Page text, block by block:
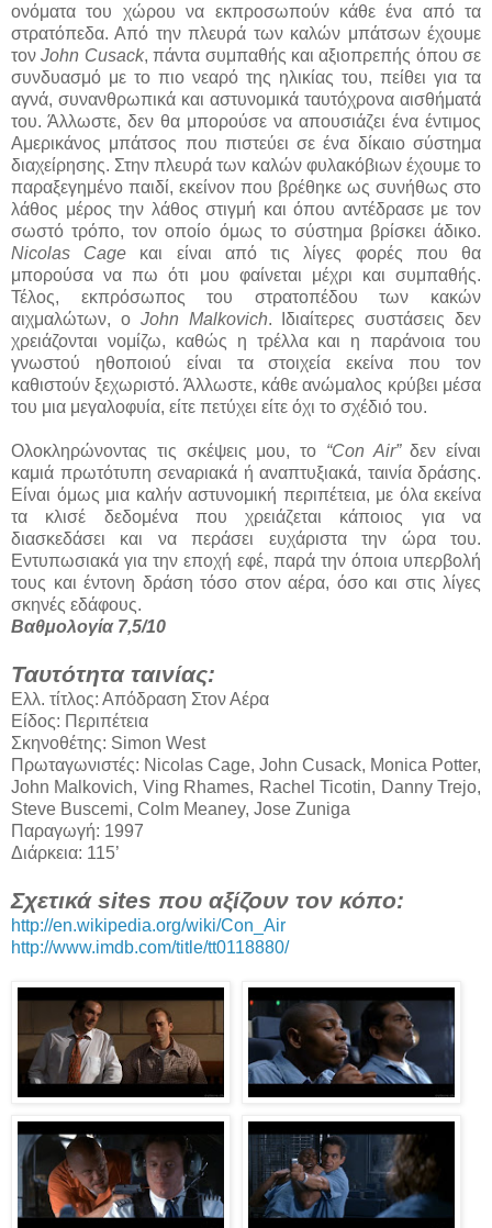
ονόματα του χώρου να εκπροσωπούν κάθε ένα από τα
στρατόπεδα. Από την πλευρά των καλών μπάτσων έχουμε
τονJohn Cusack, πάντα συμπαθής και αξιοπρεπής όπου σε
συνδυασμό με το πιο νεαρό της ηλικίας του, πείθει για τα
αγνά, συνανθρωπικά και αστυνομικά ταυτόχρονα αισθήματά
του. Άλλωστε, δεν θα μπορούσε να απουσιάζει ένα έντιμος
Αμερικάνος μπάτσος που πιστεύει σε ένα δίκαιο σύστημα
διαχείρησης. Στην πλευρά των καλών φυλακόβιων έχουμε το
παραξεγημένο παιδί, εκείνον που βρέθηκε ως συνήθως στο
λάθος μέρος την λάθος στιγμή και όπου αντέδρασε με τον
σωστό τρόπο, τον οποίο όμως το σύστημα βρίσκει άδικο.
Nicolas Cage και είναι από τις λίγες φορές που θα
μπορούσα να πω ότι μου φαίνεται μέχρι και συμπαθής.
Τέλος, εκπρόσωπος του στρατοπέδου των κακών
αιχμαλώτων, ο John Malkovich. Ιδιαίτερες συστάσεις δεν
χρειάζονται νομίζω, καθώς η τρέλλα και η παράνοια του
γνωστού ηθοποιού είναι τα στοιχεία εκείνα που τον
καθιστούν ξεχωριστό. Άλλωστε, κάθε ανώμαλος κρύβει μέσα
του μια μεγαλοφυία, είτε πετύχει είτε όχι το σχέδιό του.
Ολοκληρώνοντας τις σκέψεις μου, το “Con Air”δεν είναι
καμιά πρωτότυπη σεναριακά ή αναπτυξιακά, ταινία δράσης.
Είναι όμως μια καλήν αστυνομική περιπέτεια, με όλα εκείνα
τα κλισέ δεδομένα που χρειάζεται κάποιος για να
διασκεδάσει και να περάσει ευχάριστα την ώρα του.
Εντυπωσιακά για την εποχή εφέ, παρά την όποια υπερβολή
τους και έντονη δράση τόσο στον αέρα, όσο και στις λίγες
σκηνές εδάφους.
Βαθμολογία 7,5/10
Ταυτότητα ταινίας:
Ελλ. τίτλος: Απόδραση Στον Αέρα
Είδος: Περιπέτεια
Σκηνοθέτης: Simon West
Πρωταγωνιστές: Nicolas Cage, John Cusack, Monica Potter,
John Malkovich, Ving Rhames, Rachel Ticotin, Danny Trejo,
Steve Buscemi, Colm Meaney, Jose Zuniga
Παραγωγή: 1997
Διάρκεια: 115’
Σχετικά sites που αξίζουν τον κόπο:
http://en.wikipedia.org/wiki/Con_Air
http://www.imdb.com/title/tt0118880/